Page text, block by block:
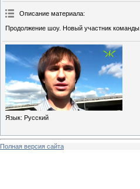
Описание материала:
Продолжение шоу. Новый участник команды.
Язык: Русский
Полная версия сайта